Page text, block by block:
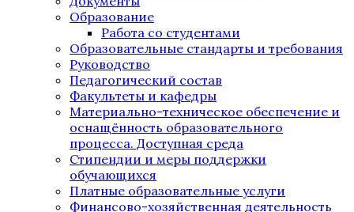
Образование
Работа со студентами
Образовательные стандарты и требования
Руководство
Педагогический состав
Факультеты и кафедры
Материально-техническое обеспечение и
оснащённость образовательного
процесса. Доступная среда
Стипендии и меры поддержки
обучающихся
Платные образовательные услуги
Финансово-хозяйственная деятельность